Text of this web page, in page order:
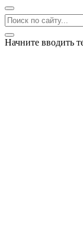
Начните вводить